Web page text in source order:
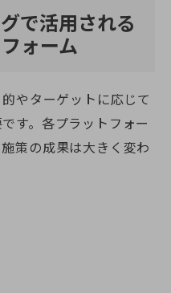
で活用される
ォーム
やターゲットに応じて
す。各プラットフォー
策の成果は大きく変わ